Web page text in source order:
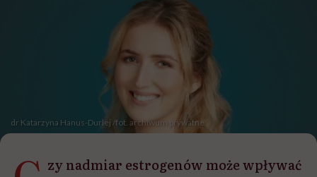
dr Katarzyna Hanus-Durlej /fot. archiwum prywatne
zy nadmiar estrogenów może wpływać